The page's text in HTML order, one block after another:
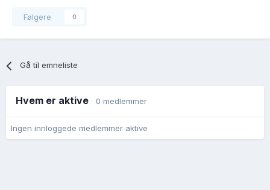
Følgere 0
Gå til emneliste
Hvem er aktive 0 medlemmer
Ingen innloggede medlemmer aktive